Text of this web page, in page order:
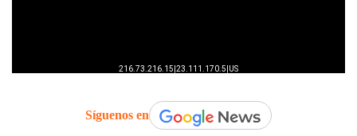
Síguenos en